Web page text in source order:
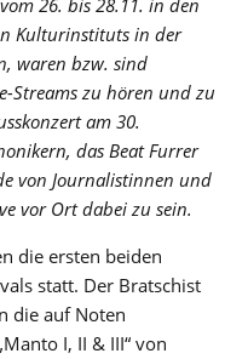
26. bis 28.11. in den
Kulturinstituts in der
waren bzw. sind
Streams zu hören und zu
am 30.
das Beat Furrer
von Journalistinnen und
vor Ort dabei zu sein.
die ersten beiden
statt. Der Bratschist
die auf Noten
I, II & III“ von